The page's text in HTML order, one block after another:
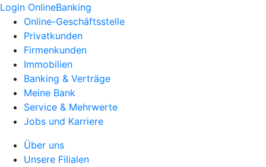
Login OnlineBanking
Online-Geschäftsstelle
Privatkunden
Firmenkunden
Immobilien
Banking & Verträge
Meine Bank
Service & Mehrwerte
Jobs und Karriere
Über uns
Unsere Filialen